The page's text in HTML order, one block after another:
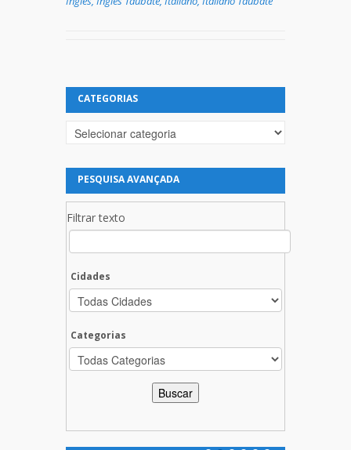
CATEGORIAS
Categorias
PESQUISA AVANÇADA
Filtrar texto
Cidades
Categorias